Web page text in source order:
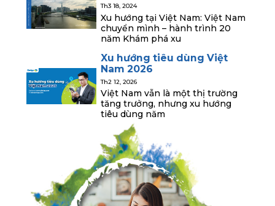
Th3 18, 2024
Xu hướng tại Việt Nam: Việt Nam
chuyển mình – hành trình 20
năm Khám phá xu
Xu hướng tiêu dùng Việt
Nam 2026
Th2 12, 2026
Việt Nam vẫn là một thị trường
tăng trưởng, nhưng xu hướng
tiêu dùng năm